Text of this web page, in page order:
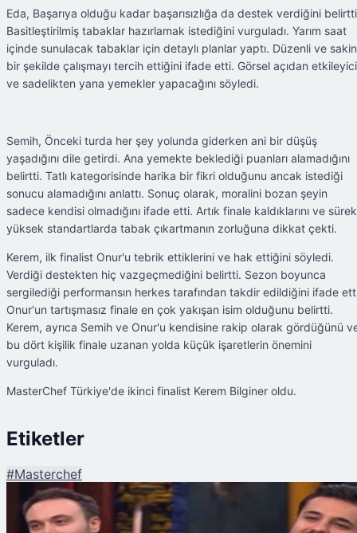
Eda, Başarıya olduğu kadar başarısızlığa da destek verdiğini
Basitleştirilmiş tabaklar hazırlamak istediğini vurguladı. Yarım saat
içinde sunulacak tabaklar için detaylı planlar yaptı. Düzenli ve sakin
bir şekilde çalışmayı tercih ettiğini ifade etti. Görsel açıdan etkileyici
ve sadelikten yana yemekler yapacağını söyledi.
Semih, Önceki turda her şey yolunda giderken ani bir düşüş
yaşadığını dile getirdi. Ana yemekte beklediği puanları alamadığını
belirtti. Tatlı kategorisinde harika bir fikri olduğunu ancak istediği
sonucu alamadığını anlattı. Sonuç olarak, moralini bozan şeyin
sadece kendisi olmadığını ifade etti. Artık finale kaldıklarını ve
yüksek standartlarda tabak çıkartmanın zorluğuna dikkat çekti.
Kerem, ilk finalist Onur'u tebrik ettiklerini ve hak ettiğini söyledi.
Verdiği destekten hiç vazgeçmediğini belirtti. Sezon boyunca
sergilediği performansın herkes tarafından takdir edildiğini ifade
Onur'un tartışmasız finale en çok yakışan isim olduğunu belirtti.
Kerem, ayrıca Semih ve Onur'u kendisine rakip olarak gördüğünü
bu dört kişilik finale uzanan yolda küçük işaretlerin önemini
vurguladı.
MasterChef Türkiye'de ikinci finalist Kerem Bilginer oldu.
Etiketler
#Masterchef
Şu An Okunan